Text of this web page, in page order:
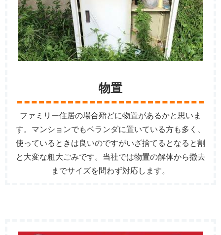
物置
ファミリー住居の場合殆どに物置があるかと思いま
す。マンションでもベランダに置いている方も多く、
使っているときは良いのですがいざ捨てるとなると割
と大変な粗大ごみです。当社では物置の解体から撤去
までサイズを問わず対応します。